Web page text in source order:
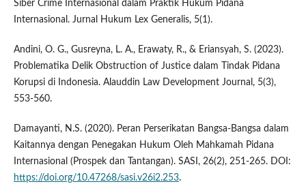
Siber Crime Internasional dalam Praktik Hukum Pidana
Internasional. Jurnal Hukum Lex Generalis, 5(1).
Andini, O. G., Gusreyna, L. A., Erawaty, R., & Eriansyah, S. (2023).
Problematika Delik Obstruction of Justice dalam Tindak Pidana
Korupsi di Indonesia. Alauddin Law Development Journal, 5(3),
553-560.
Damayanti, N.S. (2020). Peran Perserikatan Bangsa-Bangsa dalam
Kaitannya dengan Penegakan Hukum Oleh Mahkamah Pidana
Internasional (Prospek dan Tantangan). SASI, 26(2), 251-265. DOI:
https://doi.org/10.47268/sasi.v26i2.253.